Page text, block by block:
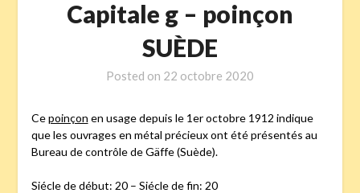
Capitale g – poinçon
SUÈDE
Posted on 22 octobre 2020
Cepoinçon en usage depuis le 1er octobre 1912 indique
que les ouvrages en métal précieux ont été présentés au
Bureau de contrôle de Gäffe (Suède).
Siécle de début: 20 – Siécle de fin: 20